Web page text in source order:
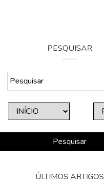
PESQUISAR
Pesquisar
ÚLTIMOS ARTIGOS